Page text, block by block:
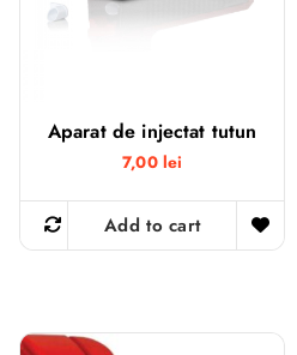
Aparat de injectat tutun
7,00 lei
Add to cart